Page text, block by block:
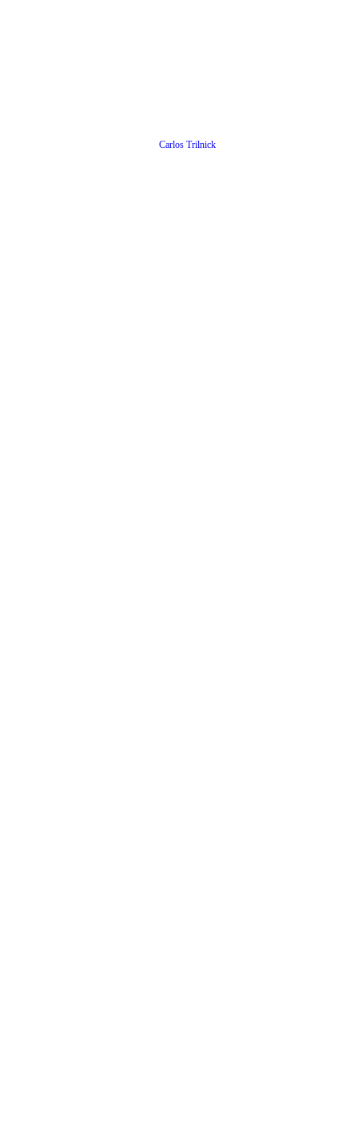
Carlos Trilnick